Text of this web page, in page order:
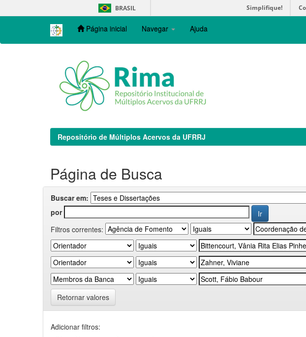
navigation
BRASIL Simplifique!
Página inicial Navegar Ajuda
Repositório de Múltiplos Acervos da UFRRJ
Página de Busca
Buscar em:
por
Filtros correntes:
Retornar valores
Adicionar filtros: